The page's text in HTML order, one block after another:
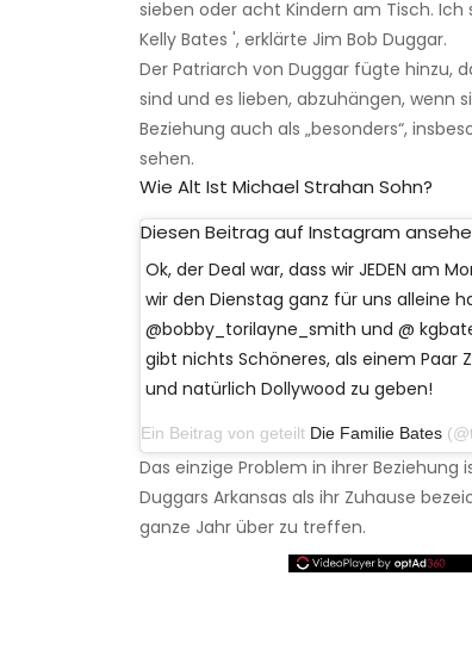
sieben oder acht Kindern am Tisch. Ich
Kelly Bates ', erklärte Jim Bob Duggar.
Der Patriarch von Duggar fügte hinzu,
sind und es lieben, abzuhängen, wenn
Beziehung auch als „besonders“,
sehen.
Wie Alt Ist Michael Strahan Sohn?
Diesen Beitrag auf Instagram
Ok, der Deal war, dass wir JEDEN am
wir den Dienstag ganz für uns alleine
@bobby_torilayne_smith und @
gibt nichts Schöneres, als einem Paar
und natürlich Dollywood zu geben!
Ein Beitrag von geteilt Die Familie Bates
Das einzige Problem in ihrer Beziehung
Duggars Arkansas als ihr Zuhause
ganze Jahr über zu treffen.